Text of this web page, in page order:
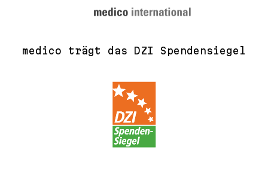
medico trägt das DZI Spendensiegel